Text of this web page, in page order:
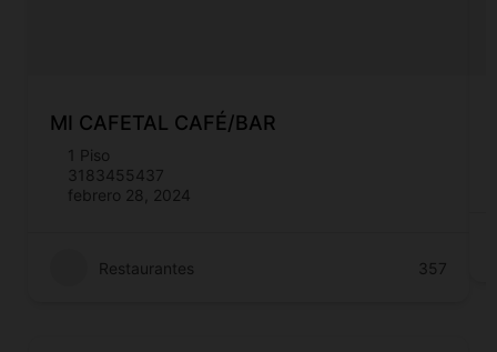
MI CAFETAL CAFÉ/BAR
1 Piso
3183455437
febrero 28, 2024
Restaurantes 357